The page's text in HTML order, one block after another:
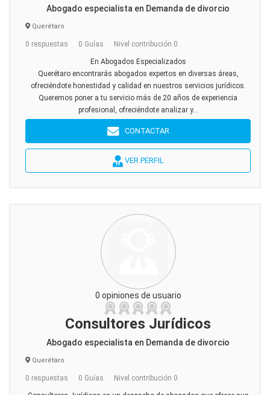
Abogado especialista en Demanda de divorcio
Querétaro
0 respuestas 0 Guías Nivel contribución 0
En Abogados Especializados
Querétaro encontrarás abogados expertos en diversas áreas,
ofreciéndote honestidad y calidad en nuestros servicios jurídicos.
Queremos poner a tu servicio más de 20 años de experiencia
profesional, ofreciéndote analizar y...
CONTACTAR
VER PERFIL
0 opiniones de usuario
Consultores Jurídicos
Abogado especialista en Demanda de divorcio
Querétaro
0 respuestas 0 Guías Nivel contribución 0